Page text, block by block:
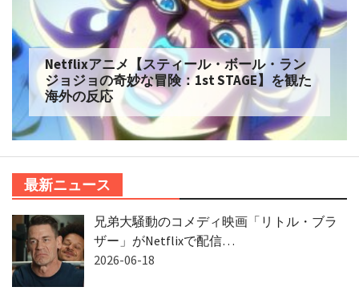
Netflixアニメ【スティール・ボール・ラン
ジョジョの奇妙な冒険：1st STAGE】を観た
海外の反応
最新ニュース
兄弟大騒動のコメディ映画「リトル・ブラ
ザー」がNetflixで配信…
2026-06-18